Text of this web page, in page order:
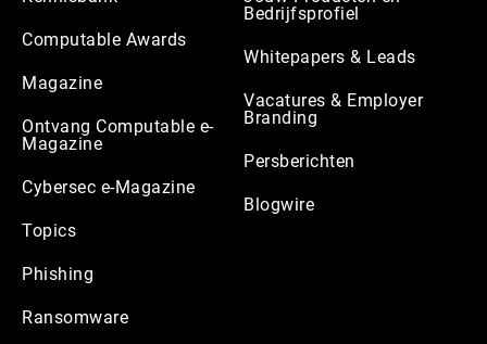
Computable Awards
Magazine
Ontvang Computable e-
Magazine
Cybersec e-Magazine
Topics
Phishing
Ransomware
Bedrijfsprofiel
Whitepapers & Leads
Vacatures & Employer
Branding
Persberichten
Blogwire